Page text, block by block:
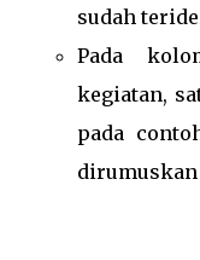
sudah
Pada
kegiatan,
pada